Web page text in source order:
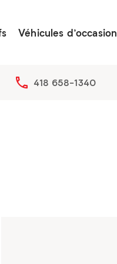
Véhicules d’occasion
418 658-1340